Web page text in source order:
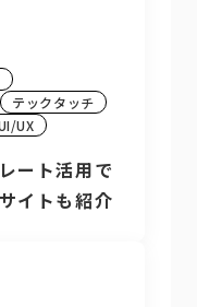
テックタッチ
UX
ート活用で
イトも紹介